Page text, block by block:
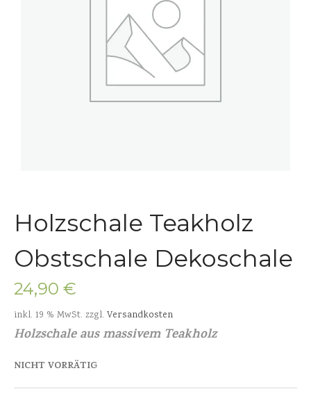
Steinschalen
Steinlaternen
Skulpturen
Pflanzschalen
Holzschale Teakholz
Obstschale Dekoschale
24,90 €
inkl. 19 % MwSt. zzgl. Versandkosten
Holzschale aus massivem Teakholz
NICHT VORRÄTIG